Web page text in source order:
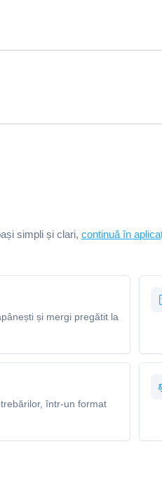
simpli și clari, continuă în
și mergi pregătit la
într-un format